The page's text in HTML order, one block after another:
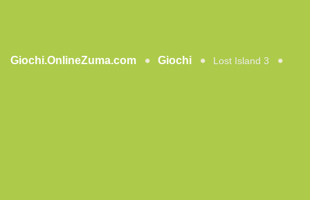
Giochi.OnlineZuma.com Giochi Lost Island 3